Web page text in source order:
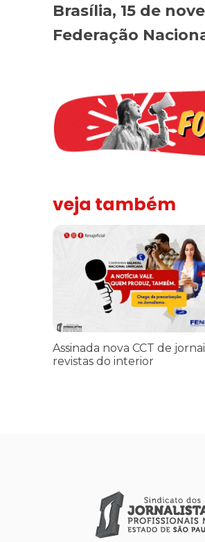
Brasília, 15 de
Federação
veja também
Assinada nova CCT de jornais e
Assinada nova CCT de
revistas do interior